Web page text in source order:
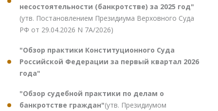
несостоятельности (банкротстве) за 2025 год"
(утв. Постановлением Президиума Верховного Суда
РФ от 29.04.2026 N 7А/2026)
"Обзор практики Конституционного Суда
Российской Федерации за первый квартал 2026
года"
"Обзор судебной практики по делам о
банкротстве граждан"(утв. Президиумом